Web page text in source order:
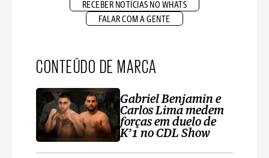
RECEBER NOTÍCIAS NO WHATS
FALAR COM A GENTE
CONTEÚDO DE MARCA
Gabriel Benjamin e
Carlos Lima medem
forças em duelo de
K’1 no CDL Show